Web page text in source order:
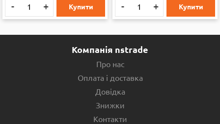
- + Купити - + Купити
Компанія nstrade
Про нас
Оплата і доставка
Довідка
Знижки
Контакти